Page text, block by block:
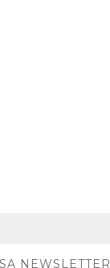
NEWSLETTER